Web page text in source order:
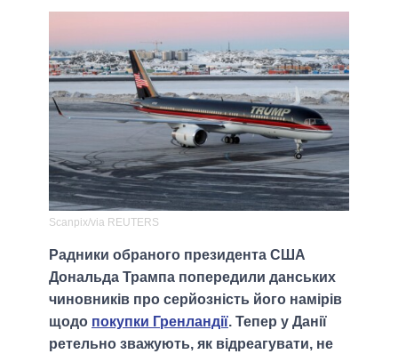
Scanpix/via REUTERS
Радники обраного президента США
Дональда Трампа попередили данських
чиновників про серйозність його намірів
щодо покупки Гренландії. Тепер у Данії
ретельно зважують, як відреагувати, не